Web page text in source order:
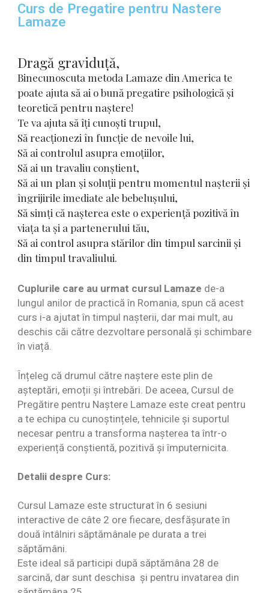
Curs de Pregatire pentru Nastere
Lamaze
Dragă graviduță,
Binecunoscuta metoda Lamaze din America te
poate ajuta să ai o bună pregatire psihologică și
teoretică pentru naștere!
Te va ajuta să îți cunoști trupul,
Să reacționezi în funcție de nevoile lui,
Să ai controlul asupra emoțiilor,
Să ai un travaliu conștient,
Să ai un plan și soluții pentru momentul nașterii și
îngrijirile imediate ale bebelușului,
Să simți că nașterea este o experiență pozitivă în
viața ta și a partenerului tău,
Să ai control asupra stărilor din timpul sarcinii și
din timpul travaliului.
Cuplurile care au urmat cursul Lamaze de-a
lungul anilor de practică în Romania, spun că acest
curs i-a ajutat în timpul nașterii, dar mai mult, au
deschis căi către dezvoltare personală și schimbare
în viață.
Înțeleg că drumul către naștere este plin de
așteptări, emoții și întrebări. De aceea, Cursul de
Pregătire pentru Naștere Lamaze este creat pentru
a te echipa cu cunoștințele, tehnicile și suportul
necesar pentru a transforma nașterea ta într-o
experiență conștientă, pozitivă și împuternicita.
Detalii despre Curs:
Cursul Lamaze este structurat în 6 sesiuni
interactive de câte 2 ore fiecare, desfășurate în
două întâlniri săptămânale pe durata a trei
săptămâni.
Este ideal să participi după săptămâna 28 de
sarcină, dar sunt deschisa și pentru invatarea din